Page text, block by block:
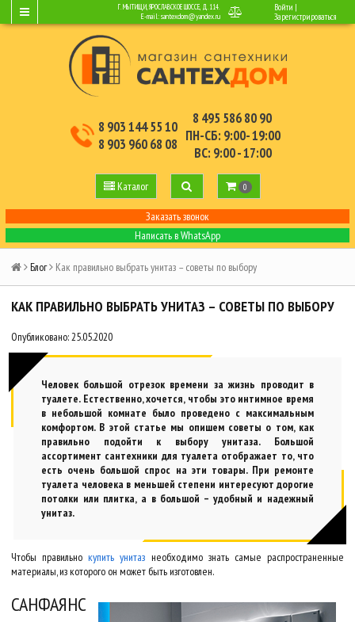
Г. МЫТИЩИ, ЯРОСЛАВСКОЕ ШОССЕ, Д.114.
E-mail:santexdom@yandex.ru
Войти |
Зарегистрироваться
8 903 144 55 10
8 903 960 68 08
8 495 586 80 90
ПН-СБ: 9:00- 19:00
ВС: 9:00 - 17:00
Каталог 0
Заказать звонок
Написать в WhatsApp
Блог Как правильно выбрать унитаз – советы по выбору
КАК ПРАВИЛЬНО ВЫБРАТЬ УНИТАЗ – СОВЕТЫ ПО ВЫБОРУ
Опубликовано: 25.05.2020
Человек большой отрезок времени за жизнь проводит в
туалете. Естественно, хочется, чтобы это интимное время
в небольшой комнате было проведено с максимальным
комфортом. В этой статье мы опишем советы о том, как
правильно подойти к выбору унитаза. Большой
ассортимент сантехники для туалета отображает то, что
есть очень большой спрос на эти товары. При ремонте
туалета человека в меньшей степени интересуют дорогие
потолки или плитка, а в большой – удобный и надежный
унитаз.
Чтобы правильнокупить унитаз необходимо знать самые распространенные
материалы, из которого он может быть изготовлен.
САНФАЯНС